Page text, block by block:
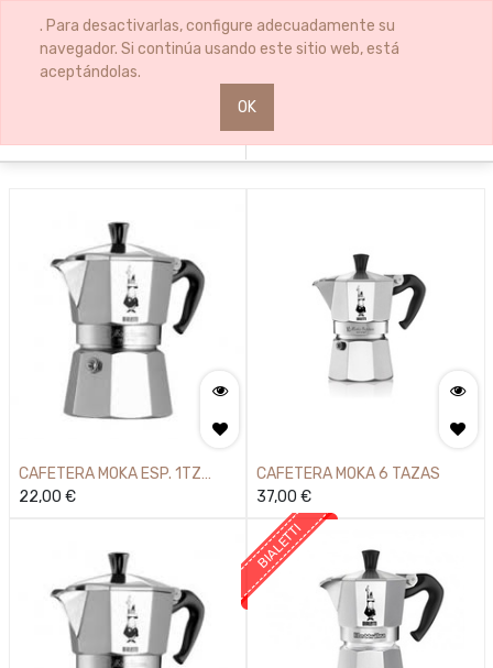
. Para desactivarlas, configure adecuadamente su
navegador. Si continúa usando este sitio web, está
aceptándolas.
OK
0 0
All
Filters
CAFETERA MOKA ESP. 1TZ
BIALETTI
22,00 €
CAFETERA MOKA 6 TAZAS
37,00 €
BIALETTI